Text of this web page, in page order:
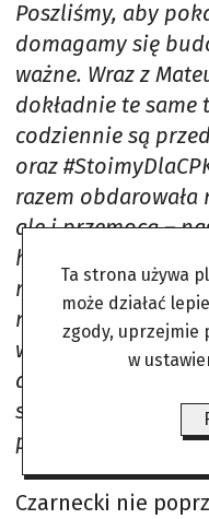
Poszliśmy, aby
domagamy się
ważne. Wraz z
dokładnie te
codziennie są
oraz
razem
ale i przemocą –
hasła na tyle
minutach
nasze
wyzywaniu nas od
agentów rosyjskich
słów Premiera o
polityce.
Czarnecki nie
Ta strona używa
może działać
zgody, uprzejmie
w